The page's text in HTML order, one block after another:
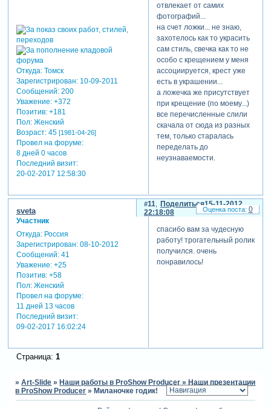
Откуда:Томск
Зарегистрирован: 10-09-2011
Сообщений:200
Уважение: +372
Позитив: +181
Пол:Женский
Возраст:45 [1981-04-26]
Провел на форуме:
8 дней 0 часов
Последний визит:
20-02-2017 12:58:30
отвлекает от самих
фотографий...
на счет ложки... не знаю,
захотелось как то украсить
сам стиль, свечка как то не
особо с крещением у меня
ассоциируется, крест уже
есть в украшении...
а ложечка же присутствует
при крещение (по моему...)
все перечисленные слили
скачала от сюда из разных
тем, только старалась
переделать до
неузнаваемости.
Поделиться
11
15-11-2012
22:18:08
sveta
Участник
Откуда:Россия
Зарегистрирован: 08-10-2012
Сообщений:41
Уважение: +25
Позитив: +58
Пол:Женский
Провел на форуме:
11 дней 13 часов
Последний визит:
09-02-2017 16:02:24
спасибо вам за чудесную
работу! трогательный ролик
получился. очень
понравилось!
0
Страница: 1
»Art-Slide » Наши работы в ProShow Producer » Наши презентации
в ProShow Producer » Миланочке годик!